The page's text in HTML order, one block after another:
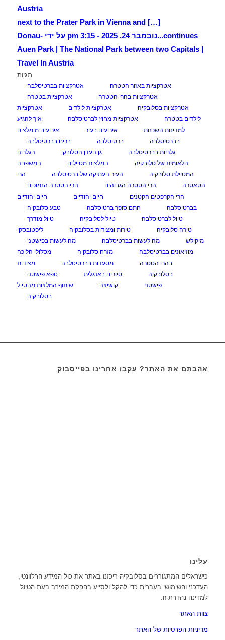
Austria
[…] next to the Prater Park in Vienna and
continues...
נובמבר 24, 2025 - 3:15 pm על ידי Donau-
Auen Park | The National Park between two Capitals |
Travel In Austria
תגיות
אטרקציות באזור הטטרה
אטרקציות בברטיסלבה
אטרקציות בהרי הטטרה
אטרקציות בטטרה
אטרקציות בסלובקיה
אטרקציות לילדים
אטרקציות
לילדים בטטרה
אטרקציות מחוץ לברטיסלבה
איך להגיע
למדינות השכנות
אירועים בעיר
אירועים מומלצים
בברטיסלבה
ברטיסלבה
ברים בברטיסלבה
גלריות בברטיסלבה
גן העדן הסלובקי
הגלריה
הלאומית של סלובקיה
המלצות מטיילים
המשפחה
המטיילת סלובקיה
העיר העתיקה של ברטיסלבה
הרי
הטאטרה
הרי הטטרה הגבוהים
הרי הטטרה הנמוכים
הרי הקרפטים הקטנים
חיים יהודיים
חיים יהודיים
בברטיסלבה
חתם סופר ברטיסלבה
טבע סלובקיה
טיול לברטיסלבה
טיול לסלובקיה
טיול מודרך
טירה סלובקיה
טירות ומצודות בסלובקיה
ליפטובסקי
מיקולש
מה לעשות בברטיסלבה
מה לעשות בפישטני
מוזיאונים בברטיסלבה
מזרח סלובקיה
מסלולי הליכה
בהרי הטטרה
מסעדות בברטיסלבה
מצודות
בסלובקיה
סיורים באנגלית
ספא פישטני
פישטני
קושיצה
שיתוף המלצות מהטיול
בסלובקיה
אהבתם את האתר? עקבו אחרינו בפייסבוק
עלינו
כישראלים המתגוררים בסלובקיה ריכזנו באתר את כול המידע הרלוונטי,
העדכני והשימושי בעברית כדי להקל ולסייע בהפקת המירב בעת הטיול
למדינה נהדרת זו.
צוות האתר
מדיניות הפרטיות של האתר